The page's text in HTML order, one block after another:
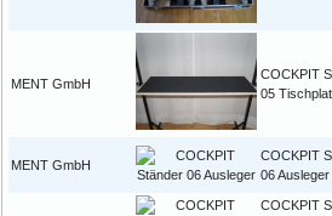
MENT GmbH
COCKPIT
05
MENT GmbH
COCKPIT
06 Ausleger
COCKPIT